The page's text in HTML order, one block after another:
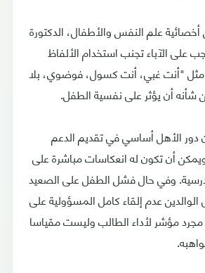
علم النفس والأطفال، الدكتورة
على الآباء تجنب استخدام الألفاظ
مثل "أنت غبي، أنت كسول، فوضوي، بلا
أن يؤثر على نفسية الطفل.
دور الأهل أساسي في تقديم الدعم
أن تكون له انعكاسات مباشرة على
وفي حال فشل الطفل على الصعيد
عدم إلقاء كامل المسؤولية على
مجرد مؤشر لأداء الطالب وليست مقياسا